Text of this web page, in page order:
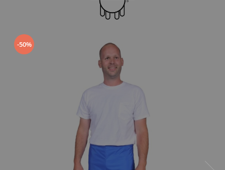
Bandaje si pansamente ongloane
Consumabile intretinere ongloane
Discuri trimaj ongloane
Ingrijire si tratament ongloane
Renete, cutite si clesti ongloane
Scule si echipamente trimaj
Consumabile muls vaci
-50%